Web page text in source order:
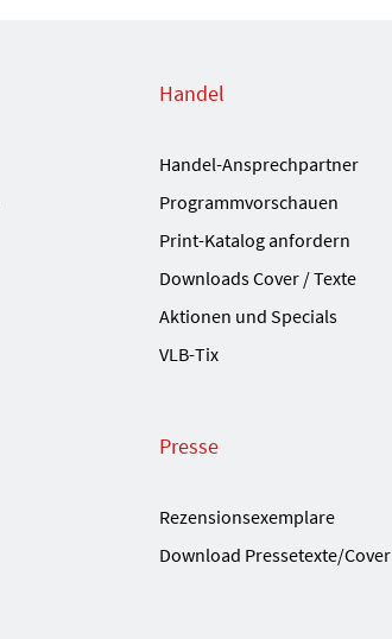
Handel
Handel-Ansprechpartner
Programmvorschauen
Print-Katalog anfordern
Downloads Cover / Texte
Aktionen und Specials
VLB-Tix
Presse
Rezensionsexemplare
Download Pressetexte/Cover